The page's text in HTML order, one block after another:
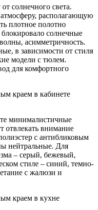
солнечного света.
располагающую
плотное полотно
солнечные
асимметричность.
в зависимости от стиля
модели с тюлем.
для комфортного
минималистичные
отвлекать внимание
с антибликовым
нейтральные. Для
– серый, бежевый,
стиле – синий, темно-
с жалюзи и